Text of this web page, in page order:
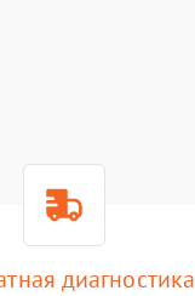
диагностика